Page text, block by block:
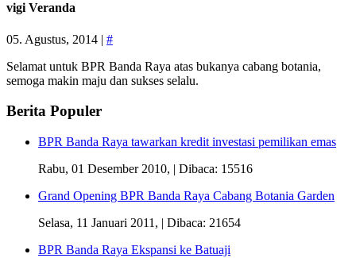
vigi Veranda
05. Agustus, 2014 | #
Selamat untuk BPR Banda Raya atas bukanya cabang botania,
semoga makin maju dan sukses selalu.
Berita Populer
BPR Banda Raya tawarkan kredit investasi pemilikan emas
Rabu, 01 Desember 2010, | Dibaca: 15516
Grand Opening BPR Banda Raya Cabang Botania Garden
Selasa, 11 Januari 2011, | Dibaca: 21654
BPR Banda Raya Ekspansi ke Batuaji